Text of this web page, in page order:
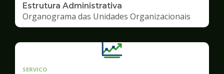
Estrutura Administrativa
Organograma das Unidades Organizacionais
SERVICO